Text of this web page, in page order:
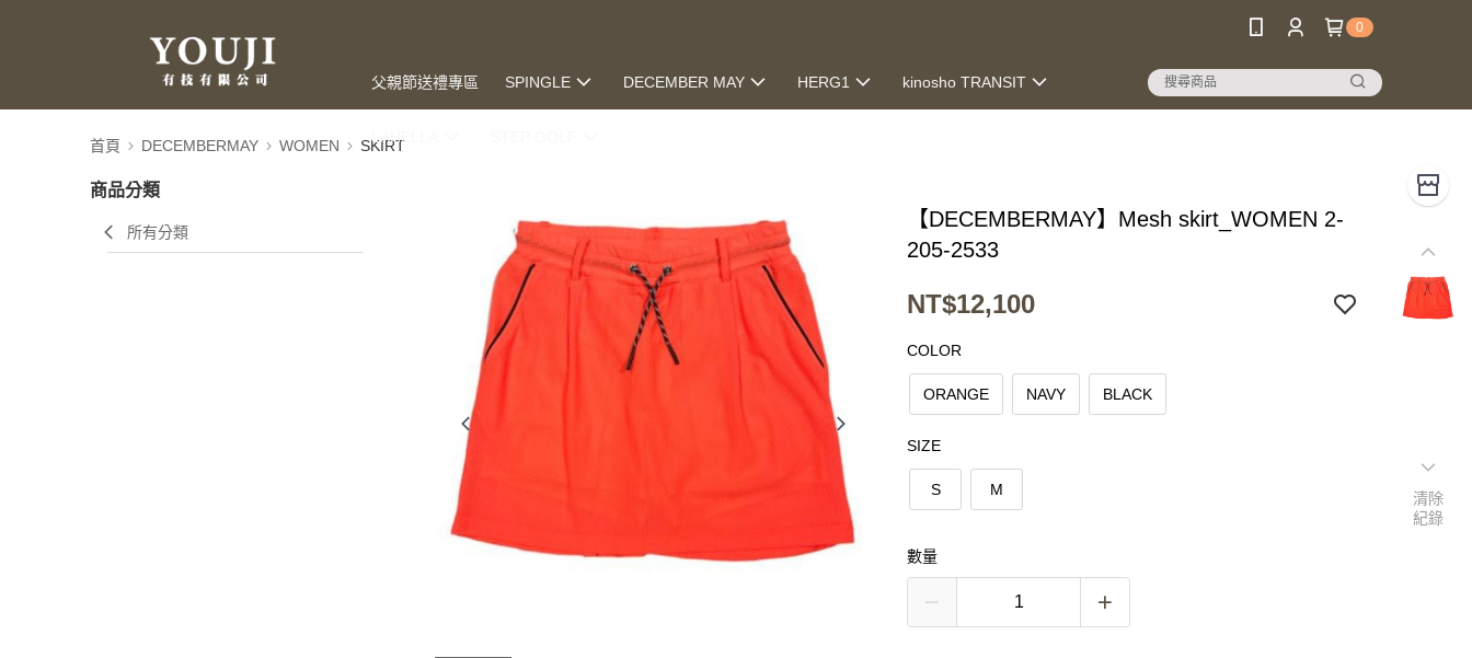
0
父親節送禮專區 SPINGLE DECEMBER MAY HERG1 kinosho TRANSIT
LAHELLA
首頁 DECEMBERMAY WOMEN SKIRT
商品分類
所有分類
【DECEMBERMAY】Mesh skirt_WOMEN 2-
205-2533
NT$12,100
COLOR
ORANGE NAVY BLACK
SIZE
S M
數量
清除
紀錄